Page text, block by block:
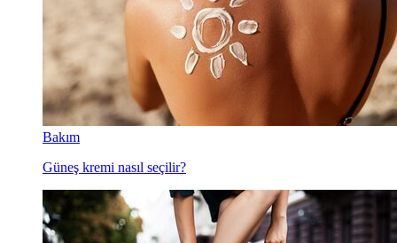
Bakım
Güneş kremi nasıl seçilir?